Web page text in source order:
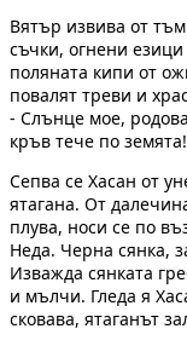
Вятър извива от
съчки, огнени
поляната кипи от
повалят треви и
- Слънце мое,
кръв тече по земята!
Сепва се Хасан от
ятагана. От
плува, носи се по
Неда. Черна сянка,
Изважда сянката
и мълчи. Гледа я
сковава, ятаганът